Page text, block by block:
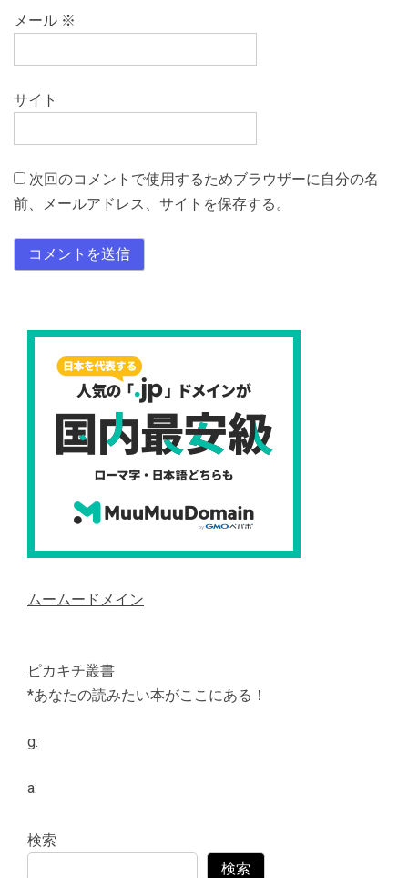
メール ※
サイト
次回のコメントで使用するためブラウザーに自分の名
前、メールアドレス、サイトを保存する。
ムームードメイン
ピカキチ叢書
*あなたの読みたい本がここにある！
g:
a:
検索
検索